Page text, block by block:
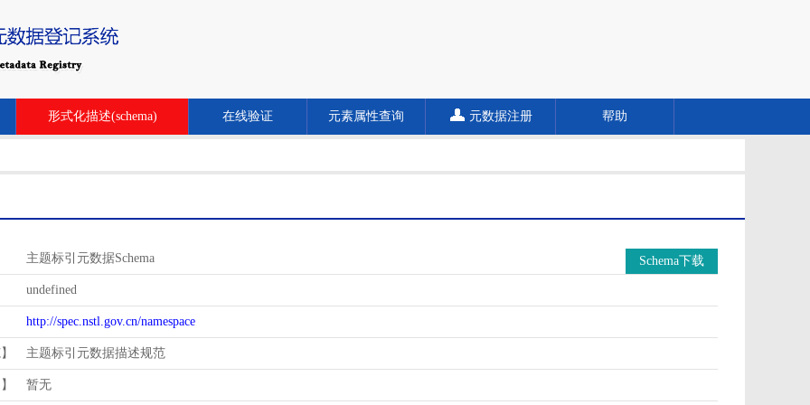
形式化描述(schema) 在线验证 元素属性查询 元数据注册 帮助
主题标引元数据Schema Schema下载
undefined
http://spec.nstl.gov.cn/namespace
主题标引元数据描述规范
暂无